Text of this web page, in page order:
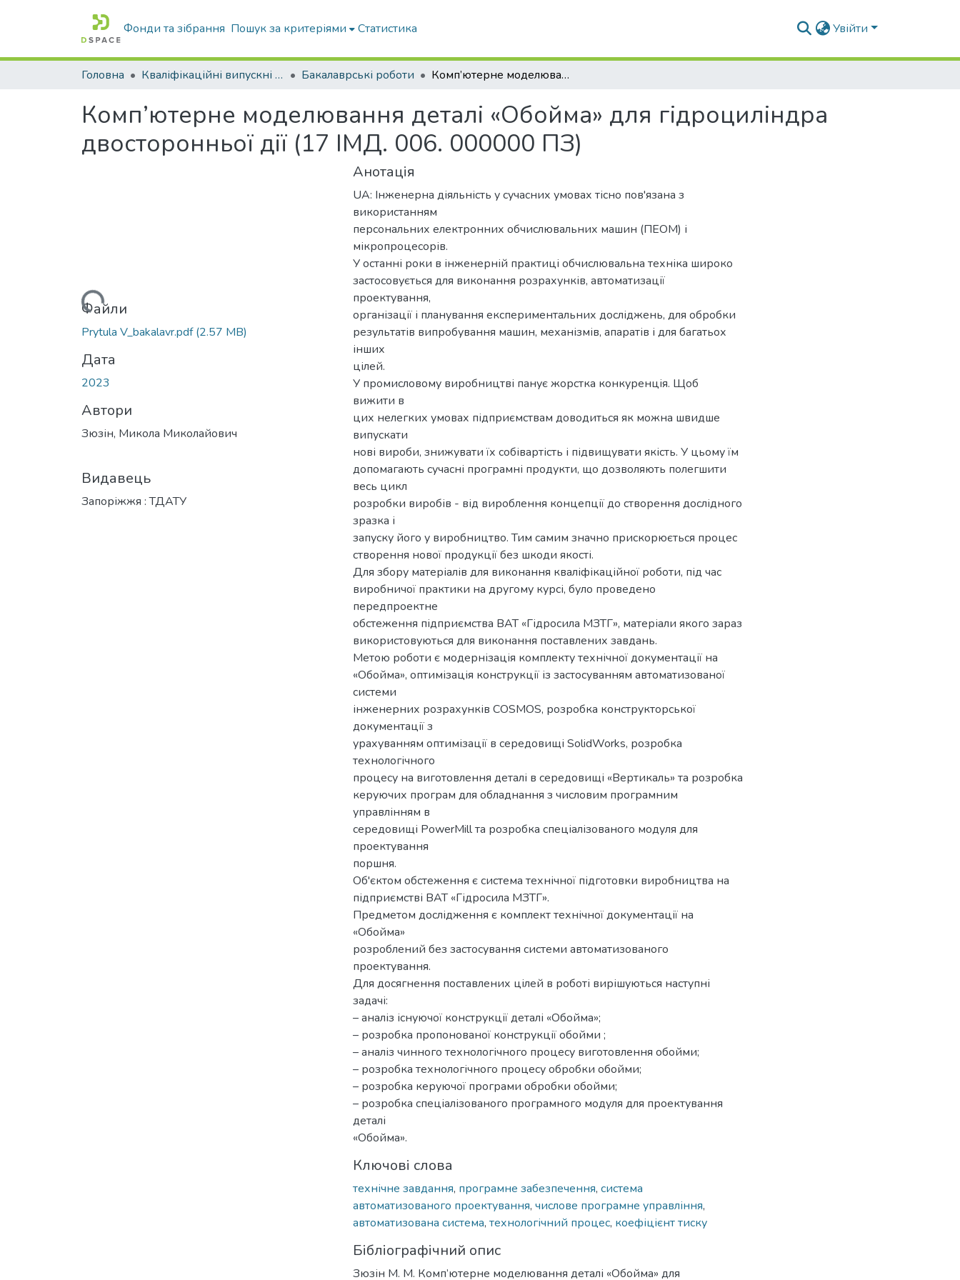
Фонди та зібрання Пошук за критеріями Статистика Увійти
Головна Кваліфікаційні випускні роботи бакалаврів і магістрів Бакалаврські роботи Комп’ютерне моделювання деталі «Обойма» для гідроциліндра двосторонньої дії (17 ІМД. 006. 000000 ПЗ)
Комп’ютерне моделювання деталі «Обойма» для гідроциліндра
двосторонньої дії (17 ІМД. 006. 000000 ПЗ)
Вантажиться...
Файли
Prytula V_bakalavr.pdf(2.57 MB)
Дата
2023
Автори
Зюзін, Микола Миколайович
Видавець
Запоріжжя : ТДАТУ
Анотація
UA: Інженерна діяльність у сучасних умовах тісно пов'язана з
використанням
персональних електронних обчислювальних машин (ПЕОМ) і
мікропроцесорів.
У останні роки в інженерній практиці обчислювальна техніка широко
застосовується для виконання розрахунків, автоматизації
проектування,
організації і планування експериментальних досліджень, для обробки
результатів випробування машин, механізмів, апаратів і для багатьох
інших
цілей.
У промисловому виробництві панує жорстка конкуренція. Щоб
вижити в
цих нелегких умовах підприємствам доводиться як можна швидше
випускати
нові вироби, знижувати їх собівартість і підвищувати якість. У цьому їм
допомагають сучасні програмні продукти, що дозволяють полегшити
весь цикл
розробки виробів - від вироблення концепції до створення дослідного
зразка і
запуску його у виробництво. Тим самим значно прискорюється процес
створення нової продукції без шкоди якості.
Для збору матеріалів для виконання кваліфікаційної роботи, під час
виробничої практики на другому курсі, було проведено
передпроектне
обстеження підприємства ВАТ «Гідросила МЗТГ», матеріали якого зараз
використовуються для виконання поставлених завдань.
Метою роботи є модернізація комплекту технічної документації на
«Обойма», оптимізація конструкції із застосуванням автоматизованої
системи
інженерних розрахунків COSMOS, розробка конструкторської
документації з
урахуванням оптимізації в середовищі SolidWorks, розробка
технологічного
процесу на виготовлення деталі в середовищі «Вертикаль» та розробка
керуючих програм для обладнання з числовим програмним
управлінням в
середовищі PowerMill та розробка спеціалізованого модуля для
проектування
поршня.
Об'єктом обстеження є система технічної підготовки виробництва на
підприємстві ВАТ «Гідросила МЗТГ».
Предметом дослідження є комплект технічної документації на
«Обойма»
розроблений без застосування системи автоматизованого
проектування.
Для досягнення поставлених цілей в роботі вирішуються наступні
задачі:
– аналіз існуючої конструкції деталі «Обойма»;
– розробка пропонованої конструкції обойми ;
– аналіз чинного технологічного процесу виготовлення обойми;
– розробка технологічного процесу обробки обойми;
– розробка керуючої програми обробки обойми;
– розробка спеціалізованого програмного модуля для проектування
деталі
«Обойма».
Ключові слова
технічне завдання, програмне забезпечення, система
автоматизованого проектування, числове програмне управління,
автоматизована система, технологічний процес, коефіцієнт тиску
Бібліографічний опис
Зюзін М. М. Комп’ютерне моделювання деталі «Обойма» для